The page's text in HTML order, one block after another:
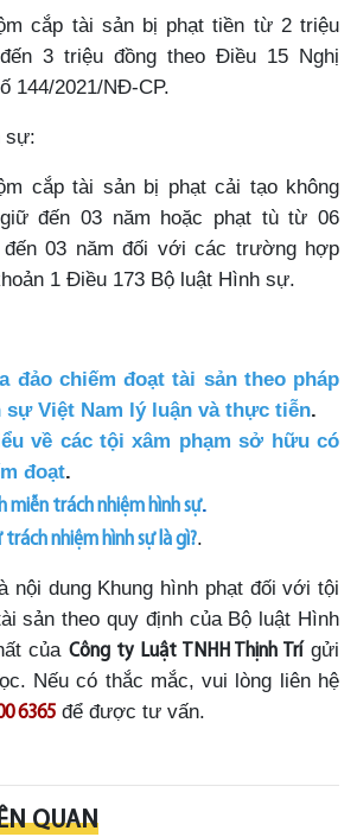
cắp tài sản bị phạt tiền từ 2 triệu
3 triệu đồng theo Điều 15 Nghị
144/2021/NĐ-CP.
sự:
cắp tài sản bị phạt cải tạo không
đến 03 năm hoặc phạt tù từ 06
đến 03 năm đối với các trường hợp
1 Điều 173 Bộ luật Hình sự.
đảo chiếm đoạt tài sản theo pháp
sự Việt Nam lý luận và thực tiễn.
về các tội xâm phạm sở hữu có
đoạt.
miễn trách nhiệm hình sự.
trách nhiệm hình sự là gì?.
nội dung Khung hình phạt đối với tội
sản theo quy định của Bộ luật Hình
củaCông ty Luật TNHH Thịnh Trígửi
Nếu có thắc mắc, vui lòng liên hệ
6365 để được tư vấn.
QUAN